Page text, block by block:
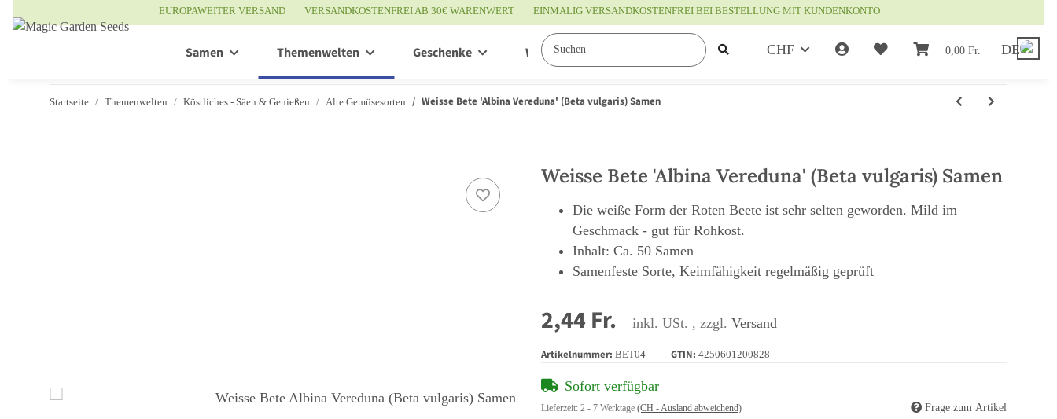
EUROPAWEITER VERSAND VERSANDKOSTENFREI AB 30€ WARENWERT EINMALIG VERSANDKOSTENFREI BEI BESTELLUNG MIT KUNDENKONTO
CHF 0,00 Fr. DE
Samen Themenwelten Geschenke Wissenswertes
Startseite Themenwelten Köstliches - Säen & Genießen Alte Gemüsesorten Weisse Bete 'Albina Vereduna' (Beta vulgaris) Samen
Weisse Bete 'Albina Vereduna' (Beta vulgaris) Samen
Die weiße Form der Roten Beete ist sehr selten geworden. Mild im
Geschmack - gut für Rohkost.
Inhalt: Ca. 50 Samen
Samenfeste Sorte, Keimfähigkeit regelmäßig geprüft
2,44 Fr. inkl. USt. , zzgl. Versand
Artikelnummer: BET04 GTIN: 4250601200828
Sofort verfügbar
Lieferzeit: 2 - 7 Werktage (CH - Ausland abweichend) Frage zum Artikel